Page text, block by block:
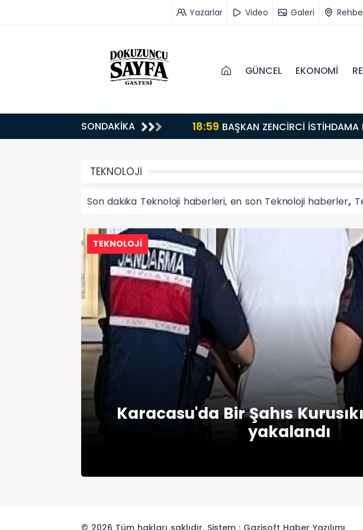
Yazarlar Video Galeri
GÜNCEL EKONOMİ
SONDAKİKA 18:59 BAŞKAN ZENCİRCİ
TEKNOLOJİ
Son dakika Teknoloji haberleri, en son Teknoloji haberler,,
TEKNOLOJİ
Karacasu'da Bir Şahıs
yakalandı